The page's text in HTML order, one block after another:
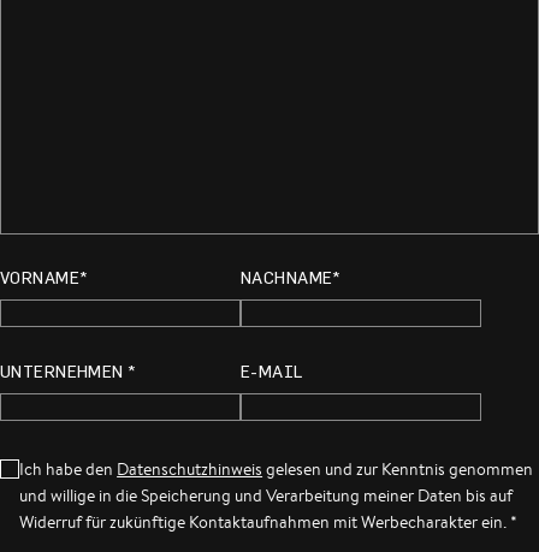
VORNAME* NACHNAME*
UNTERNEHMEN * E-MAIL
Ich habe den Datenschutzhinweis gelesen und zur Kenntnis genommen
und willige in die Speicherung und Verarbeitung meiner Daten bis auf
Widerruf für zukünftige Kontaktaufnahmen mit Werbecharakter ein. *